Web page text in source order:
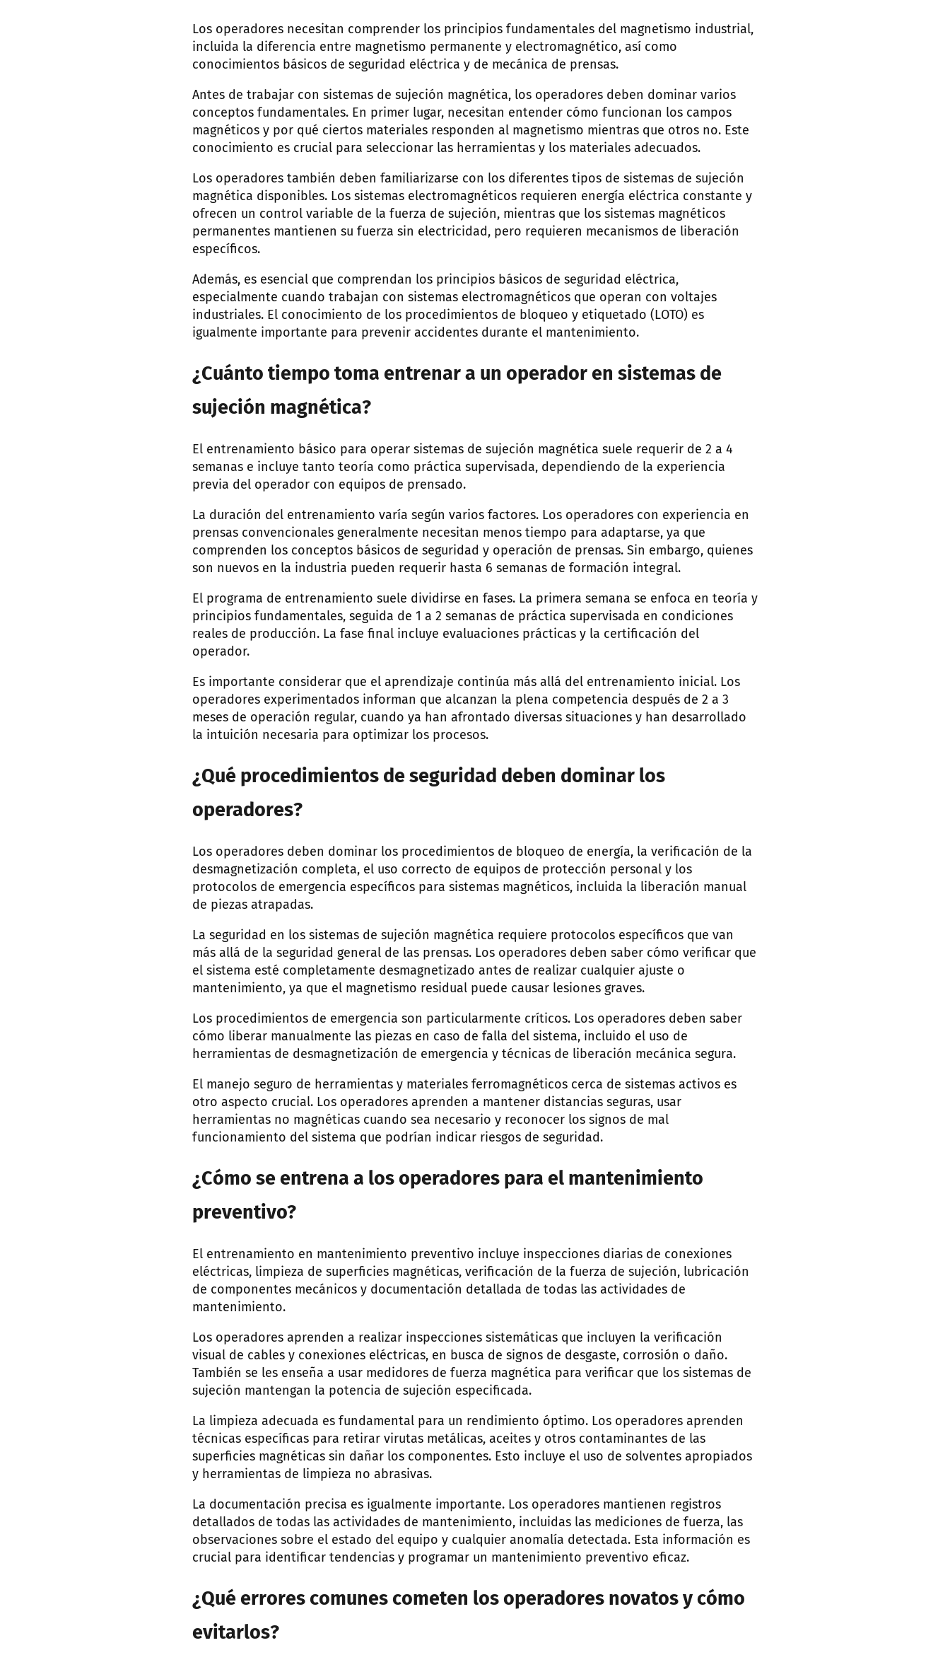
Los operadores necesitan comprender los principios fundamentales del magnetismo industrial,
incluida la diferencia entre magnetismo permanente y electromagnético, así como
conocimientos básicos de seguridad eléctrica y de mecánica de prensas.
Antes de trabajar con sistemas de sujeción magnética, los operadores deben dominar varios
conceptos fundamentales. En primer lugar, necesitan entender cómo funcionan los campos
magnéticos y por qué ciertos materiales responden al magnetismo mientras que otros no. Este
conocimiento es crucial para seleccionar las herramientas y los materiales adecuados.
Los operadores también deben familiarizarse con los diferentes tipos de sistemas de sujeción
magnética disponibles. Los sistemas electromagnéticos requieren energía eléctrica constante y
ofrecen un control variable de la fuerza de sujeción, mientras que los sistemas magnéticos
permanentes mantienen su fuerza sin electricidad, pero requieren mecanismos de liberación
específicos.
Además, es esencial que comprendan los principios básicos de seguridad eléctrica,
especialmente cuando trabajan con sistemas electromagnéticos que operan con voltajes
industriales. El conocimiento de los procedimientos de bloqueo y etiquetado (LOTO) es
igualmente importante para prevenir accidentes durante el mantenimiento.
¿Cuánto tiempo toma entrenar a un operador en sistemas de
sujeción magnética?
El entrenamiento básico para operar sistemas de sujeción magnética suele requerir de 2 a 4
semanas e incluye tanto teoría como práctica supervisada, dependiendo de la experiencia
previa del operador con equipos de prensado.
La duración del entrenamiento varía según varios factores. Los operadores con experiencia en
prensas convencionales generalmente necesitan menos tiempo para adaptarse, ya que
comprenden los conceptos básicos de seguridad y operación de prensas. Sin embargo, quienes
son nuevos en la industria pueden requerir hasta 6 semanas de formación integral.
El programa de entrenamiento suele dividirse en fases. La primera semana se enfoca en teoría y
principios fundamentales, seguida de 1 a 2 semanas de práctica supervisada en condiciones
reales de producción. La fase final incluye evaluaciones prácticas y la certificación del
operador.
Es importante considerar que el aprendizaje continúa más allá del entrenamiento inicial. Los
operadores experimentados informan que alcanzan la plena competencia después de 2 a 3
meses de operación regular, cuando ya han afrontado diversas situaciones y han desarrollado
la intuición necesaria para optimizar los procesos.
¿Qué procedimientos de seguridad deben dominar los
operadores?
Los operadores deben dominar los procedimientos de bloqueo de energía, la verificación de la
desmagnetización completa, el uso correcto de equipos de protección personal y los
protocolos de emergencia específicos para sistemas magnéticos, incluida la liberación manual
de piezas atrapadas.
La seguridad en los sistemas de sujeción magnética requiere protocolos específicos que van
más allá de la seguridad general de las prensas. Los operadores deben saber cómo verificar que
el sistema esté completamente desmagnetizado antes de realizar cualquier ajuste o
mantenimiento, ya que el magnetismo residual puede causar lesiones graves.
Los procedimientos de emergencia son particularmente críticos. Los operadores deben saber
cómo liberar manualmente las piezas en caso de falla del sistema, incluido el uso de
herramientas de desmagnetización de emergencia y técnicas de liberación mecánica segura.
El manejo seguro de herramientas y materiales ferromagnéticos cerca de sistemas activos es
otro aspecto crucial. Los operadores aprenden a mantener distancias seguras, usar
herramientas no magnéticas cuando sea necesario y reconocer los signos de mal
funcionamiento del sistema que podrían indicar riesgos de seguridad.
¿Cómo se entrena a los operadores para el mantenimiento
preventivo?
El entrenamiento en mantenimiento preventivo incluye inspecciones diarias de conexiones
eléctricas, limpieza de superficies magnéticas, verificación de la fuerza de sujeción, lubricación
de componentes mecánicos y documentación detallada de todas las actividades de
mantenimiento.
Los operadores aprenden a realizar inspecciones sistemáticas que incluyen la verificación
visual de cables y conexiones eléctricas, en busca de signos de desgaste, corrosión o daño.
También se les enseña a usar medidores de fuerza magnética para verificar que los sistemas de
sujeción mantengan la potencia de sujeción especificada.
La limpieza adecuada es fundamental para un rendimiento óptimo. Los operadores aprenden
técnicas específicas para retirar virutas metálicas, aceites y otros contaminantes de las
superficies magnéticas sin dañar los componentes. Esto incluye el uso de solventes apropiados
y herramientas de limpieza no abrasivas.
La documentación precisa es igualmente importante. Los operadores mantienen registros
detallados de todas las actividades de mantenimiento, incluidas las mediciones de fuerza, las
observaciones sobre el estado del equipo y cualquier anomalía detectada. Esta información es
crucial para identificar tendencias y programar un mantenimiento preventivo eficaz.
¿Qué errores comunes cometen los operadores novatos y cómo
evitarlos?